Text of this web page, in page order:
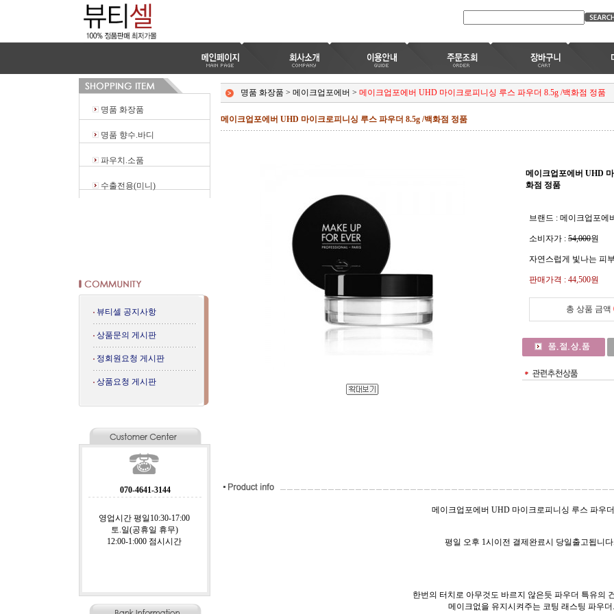
명품 화장품
명품 향수.바디
파우치.소품
수출전용(미니)
뷰티셀 공지사항
상품문의 게시판
정회원요청 게시판
상품요청 게시판
070-4641-3144
영업시간 평일10:30-17:00
토.일(공휴일 휴무)
12:00-1:000 점시시간
명품 화장품 > 메이크업포에버 > 메이크업포에버 UHD 마이크로피니싱 루스 파우더 8.5g /백화점 정품
메이크업포에버 UHD 마이크로피니싱 루스 파우더 8.5g /백화점 정품
메이크업포에버 UHD
화점 정품
브랜드 : 메이크업포에
소비자가 : 54,000원
자연스럽게 빛나는 피
판매가격 : 44,500원
총 상품 금액
메이크업포에버 UHD 마이크로피니싱 루스 파우
평일 오후 1시이전 결제완료시 당일출고됩니
한번의 터치로 아무것도 바르지 않은듯 파우더 특유의
메이크없을 유지시켜주는 코팅 래스팅 파우더.